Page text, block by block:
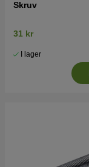
Skruv
31 kr
I lager